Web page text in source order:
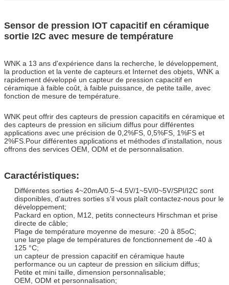
Sensor de pression IOT capacitif en céramique
sortie I2C avec mesure de température
WNK a 13 ans d'expérience dans la recherche, le développement,
la production et la vente de capteurs.et Internet des objets, WNK a
rapidement développé un capteur de pression capacitif en
céramique à faible coût, à faible puissance, de petite taille, avec
fonction de mesure de température.
WNK peut offrir des capteurs de pression capacitifs en céramique et
des capteurs de pression en silicium diffus pour différentes
applications avec une précision de 0,2%FS, 0,5%FS, 1%FS et
2%FS. Pour différentes applications et méthodes d'installation, nous
offrons des services OEM, ODM et de personnalisation.
Caractéristiques:
Différentes sorties 4~20mA/0.5~4.5V/1~5V/0~5V/SPI/I2C sont
disponibles, d'autres sorties s'il vous plaît contactez-nous pour le
développement;
Packard en option, M12, petits connecteurs Hirschman et prise
directe de câble;
Plage de température moyenne de mesure: -20 à 85oC;
une large plage de températures de fonctionnement de -40 à
125 °C;
un capteur de pression capacitif en céramique haute
performance ou un capteur de pression en silicium diffus;
Petite et mini taille, dimension personnalisable;
OEM, ODM et personnalisation;